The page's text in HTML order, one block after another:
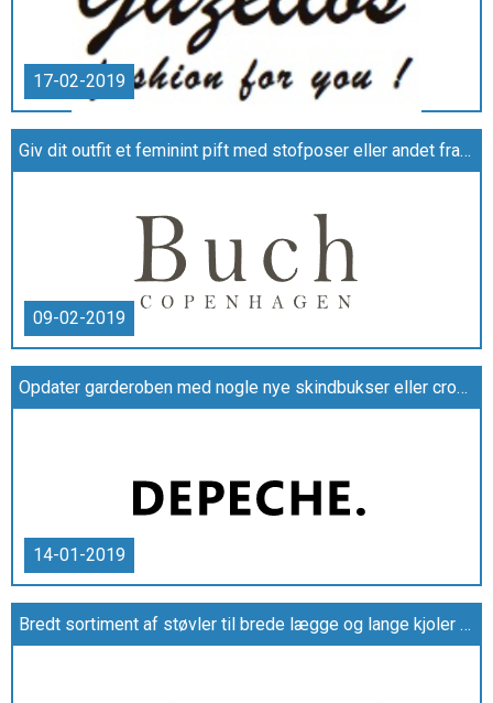
17-02-2019
Giv dit outfit et feminint pift med stofposer eller andet fra Buch Copenhagen
09-02-2019
Opdater garderoben med nogle nye skindbukser eller crossbody tasker fra DEPECHE
14-01-2019
Bredt sortiment af støvler til brede lægge og lange kjoler store størrelser hos Venus & Mars XL